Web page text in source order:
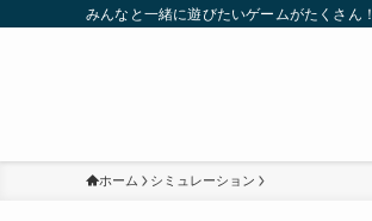
みんなと一緒に遊びたいゲームがたくさん！
ホーム シミュレーション